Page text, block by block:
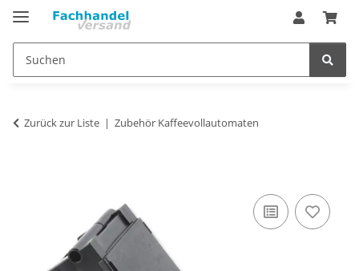
Zurück zur Liste Zubehör Kaffeevollautomaten